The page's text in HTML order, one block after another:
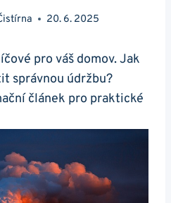
20. 6. 2025
pro váš domov. Jak
správnou údržbu?
článek pro praktické